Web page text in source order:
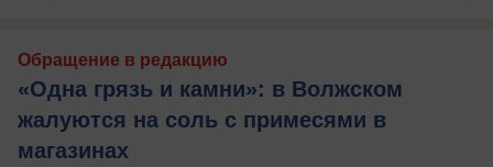
Обращение в редакцию
«Одна грязь и камни»: в Волжском
жалуются на соль с примесями в
магазинах